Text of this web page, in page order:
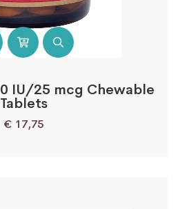
IU/25 mcg Chewable
Tablets
€ 17,75